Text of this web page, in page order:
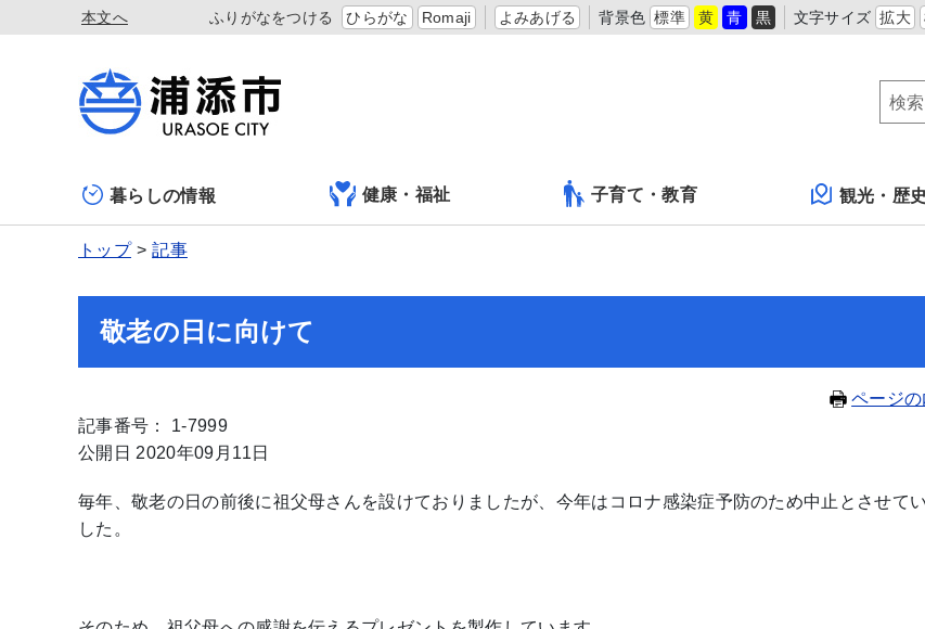
本文へ ふりがなをつける ひらがな Romaji よみあげる 背景色 標準 黄 青 黒 文字サイズ 拡大
暮らしの情報 健康・福祉 子育て・教育 観光・歴史
トップ 記事
敬老の日に向けて
ページ
記事番号： 1-7999
公開日 2020年09月11日
毎年、敬老の日の前後に祖父母さんを設けておりましたが、今年はコロナ感染症予防のため中止とさせて
した。